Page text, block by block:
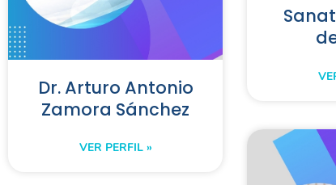
Dr. Arturo Antonio
Zamora Sánchez
VER PERFIL »